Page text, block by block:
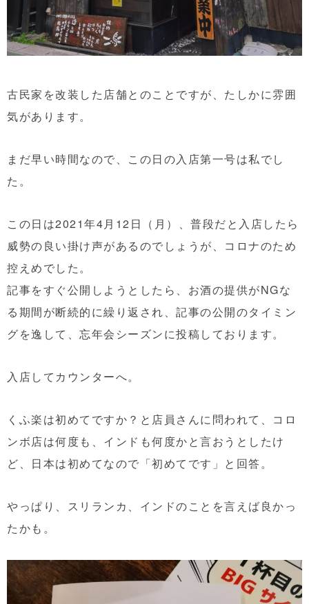
古民家を改装した店舗とのことですが、たしかに雰囲
気があります。
まだ早い時間なので、この日の入店第一号は私でし
た。
この日は2021年4月12日（月）、普段だと入店したら
威勢の良い掛け声があるのでしょうが、コロナのため
控えめでした。
記事をすぐ公開しようとしたら、お酒の提供がNGな
る期間が断続的に繰り返され、記事の公開のタイミン
グを逸して、忘年会シーズンに投稿しております。
入店してカウンターへ。
くふ楽は初めてですか？と店員さんに問われて、コロ
ンボ店は何度も、インドも何度かと言おうとしたけ
ど、日本は初めてなので「初めてです」と回答。
やっぱり、スリランカ、インドのことを言えば良かっ
たかも。